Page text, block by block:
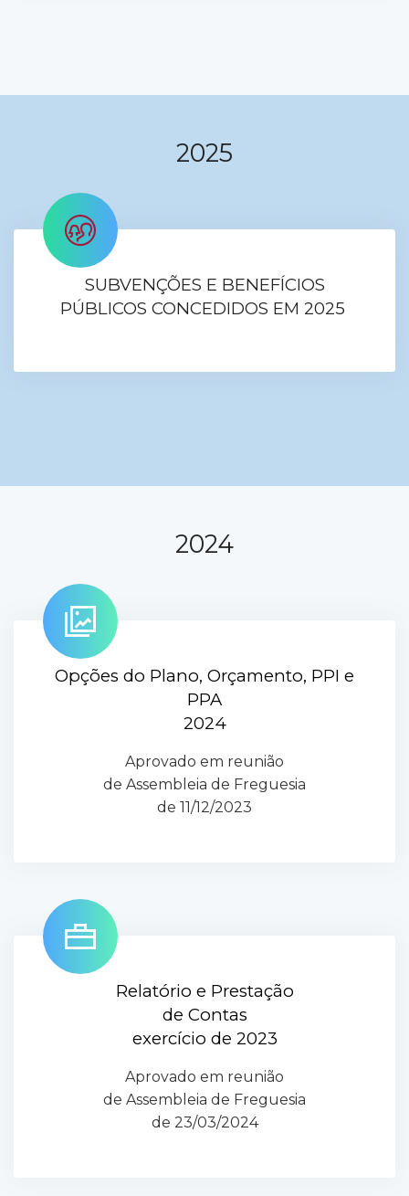
2025
SUBVENÇÕES E BENEFÍCIOS
PÚBLICOS CONCEDIDOS EM 2025
2024
Opções do Plano, Orçamento, PPI e
PPA
2024
Aprovado em reunião
de Assembleia de Freguesia
de 11/12/2023
Relatório e Prestação
de Contas
exercício de 2023
Aprovado em reunião
de Assembleia de Freguesia
de 23/03/2024